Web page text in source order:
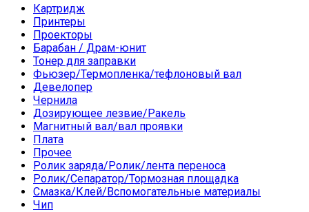
Картридж
Принтеры
Проекторы
Барабан / Драм-юнит
Тонер для заправки
Фьюзер/Термопленка/тефлоновый вал
Девелопер
Чернила
Дозирующее лезвие/Ракель
Магнитный вал/вал проявки
Плата
Прочее
Ролик заряда/Ролик/лента переноса
Ролик/Сепаратор/Тормозная площадка
Смазка/Клей/Вспомогательные материалы
Чип